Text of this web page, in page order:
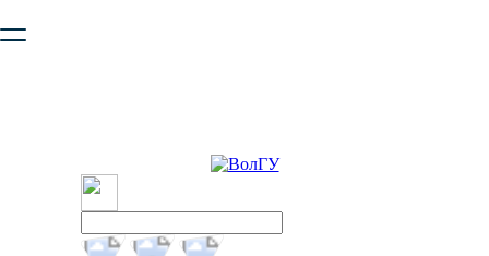
безопасную работу с сайтом. Пожалуйста